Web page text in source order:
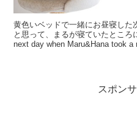
黄色いベッドで一緒にお昼寝した
と思って、まるが寝ていたとこ
next day when Maru&Hana took a
スポン